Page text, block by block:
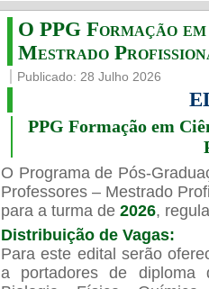
O PPG Formação
Mestrado
Publicado: 28 Julho 2026
PPG Formação em
O Programa de Pós-
Professores – Mestrado
para a turma de 2026,
Distribuição de Vagas:
Para este edital serão
a portadores de diploma